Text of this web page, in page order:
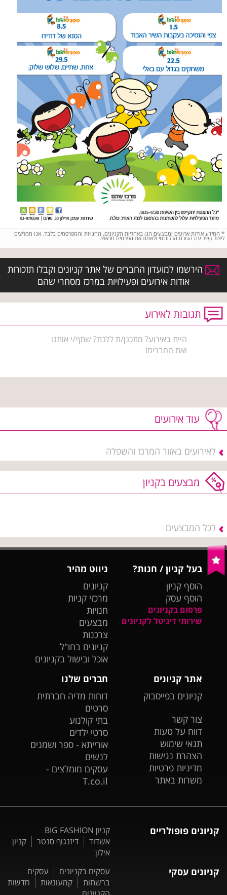
* המידע אודות ארועים ומבצעים הנו באחריות הקניונים, החנויות והמפרסמים בלבד. אנו ממליצים
ליצור קשר עם הגורם הרלוונטי ולאמת את הפרטים מראש.
הירשמו למועדון החברים של אתר קניונים וקבלו תזכורות
אודות אירועים ופעילויות במרכז מסחרי שהם
תגובות לאירוע
היית באירוע? מתכנן/ת ללכת? שתף/י אותנו
ואת החברים!
עוד אירועים
לאירועים באזור המרכז והשפלה
מבצעים בקניון
לכל המבצעים
בעל קניון / חנות?
הוסף קניון
הוסף עסק
פרסום בקניונים
שירותי דיגיטל לקניונים
ניווט מהיר
קניונים
מרכזי קניות
חנויות
מבצעים
צרכנות
קניונים בחו"ל
אוכל ובישול בקניונים
אתר קניונים
קניונים בפייסבוק
צור קשר
דווח על טעות
תנאי שימוש
הצהרת נגישות
מדיניות פרטיות
משרות באתר
חברים שלנו
דוחות מדיה חברתית
סרטים
בתי קולנוע
סרטי ילדים
אורייתא - ספר ושמנים
לנשים
עסקים מומלצים -
T.co.il
קניונים פופולריים
קניון BIG FASHION
אשדוד
דיזנגוף סנטר
קניון
אילון
קניונים עסקי עסקים בקניונים
עסקים
ברשתות
קמעונאות
חדשות